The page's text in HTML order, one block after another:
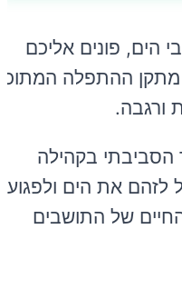
הים, פונים אליכם
ההתפלה
ורגבה.
הסביבתי בקהילה
לזהם את הים ולפגוע
של התושבים